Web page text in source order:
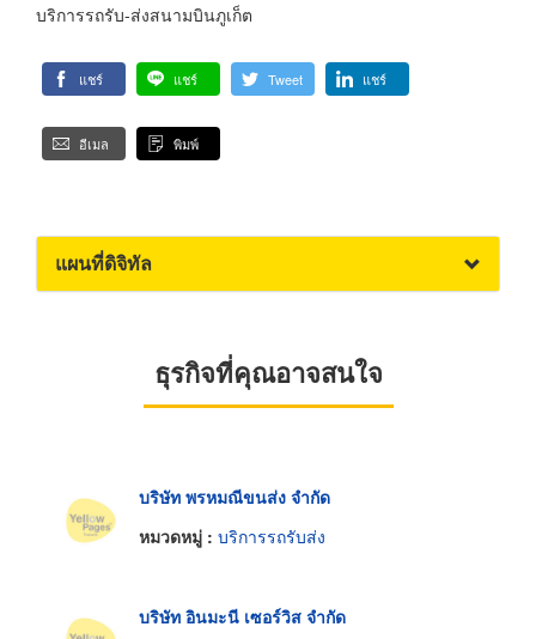
บริการรถรับ-ส่งสนามบินภูเก็ต
แชร์ แชร์ Tweet แชร์
อีเมล พิมพ์
แผนที่ดิจิทัล
ธุรกิจที่คุณอาจสนใจ
บริษัท พรหมณีขนส่ง จำกัด
หมวดหมู่ : บริการรถรับส่ง
บริษัท อินมะนี เซอร์วิส จำกัด